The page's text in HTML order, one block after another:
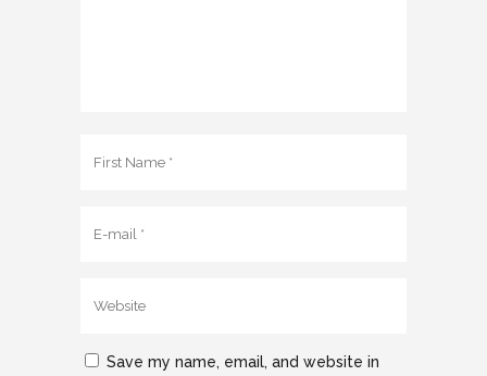
Save my name, email, and website in